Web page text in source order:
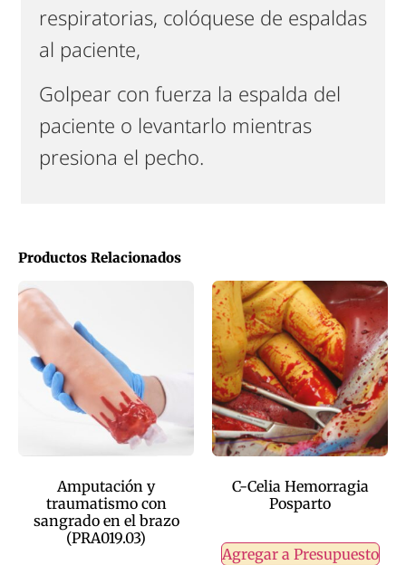
Productos Relacionados
Amputación y
traumatismo con
sangrado en el brazo
(PRA019.03)
C-Celia Hemorragia
Posparto
Agregar a Presupuesto
respiratorias, colóquese de espaldas
al paciente,
Golpear con fuerza la espalda del
paciente o levantarlo mientras
presiona el pecho.